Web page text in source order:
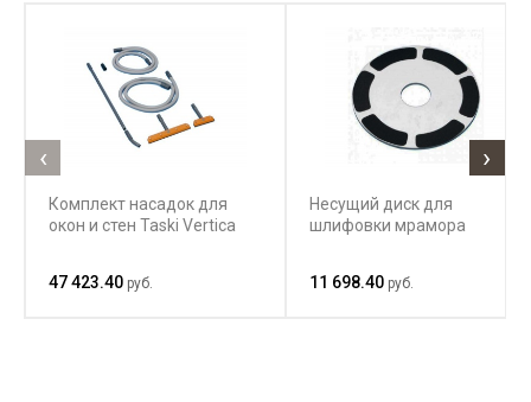
Комплект насадок для
окон и стен Taski Vertica
47 423.40 руб.
Несущий диск для
шлифовки мрамора
11 698.40 руб.
‹ ›